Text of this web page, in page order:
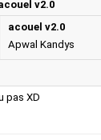
v2.0
acouel v2.0
Apwal Kandys
pas XD